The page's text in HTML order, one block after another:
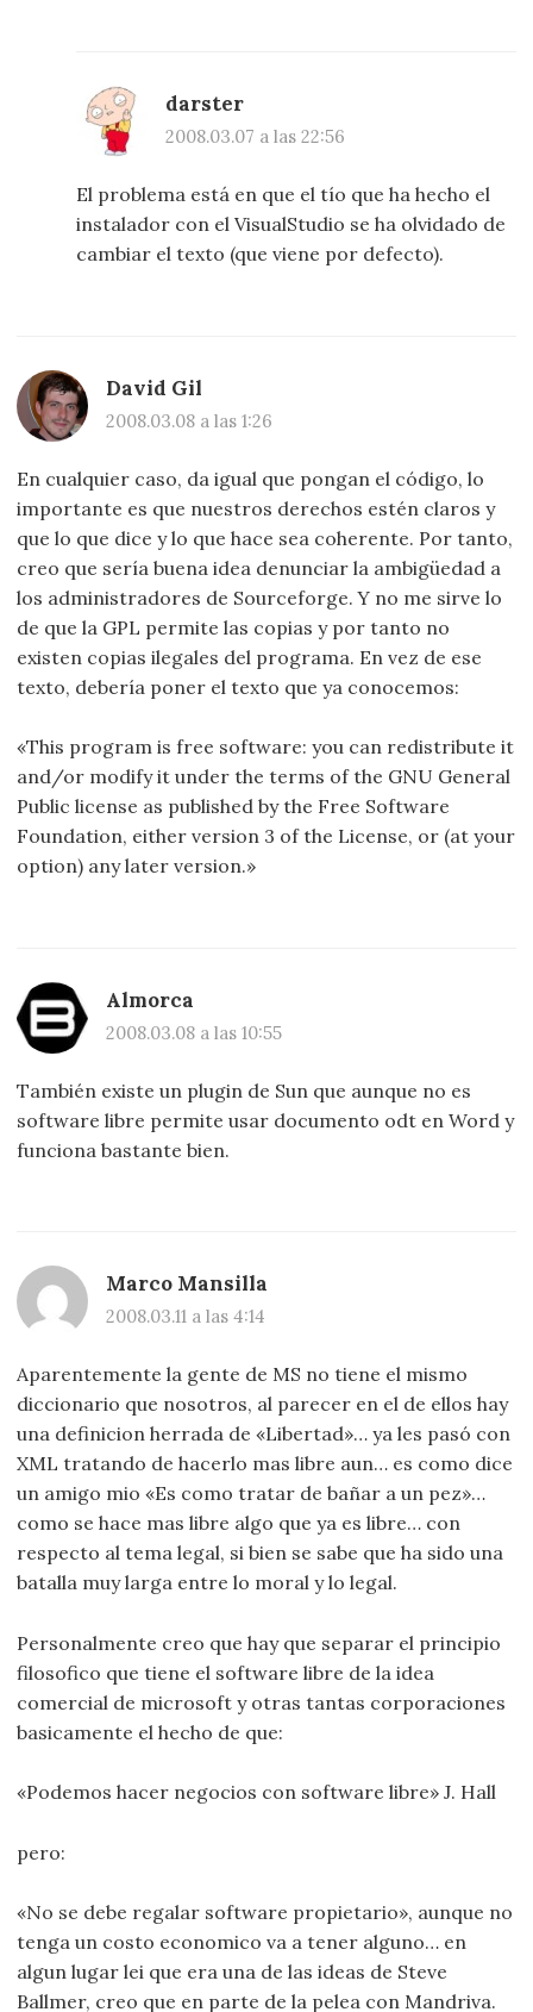
darster
2008.03.07 a las 22:56
El problema está en que el tío que ha hecho el
instalador con el VisualStudio se ha olvidado de
cambiar el texto (que viene por defecto).
David Gil
2008.03.08 a las 1:26
En cualquier caso, da igual que pongan el código, lo
importante es que nuestros derechos estén claros y
que lo que dice y lo que hace sea coherente. Por tanto,
creo que sería buena idea denunciar la ambigüedad a
los administradores de Sourceforge. Y no me sirve lo
de que la GPL permite las copias y por tanto no
existen copias ilegales del programa. En vez de ese
texto, debería poner el texto que ya conocemos:
«This program is free software: you can redistribute it
and/or modify it under the terms of the GNU General
Public license as published by the Free Software
Foundation, either version 3 of the License, or (at your
option) any later version.»
Almorca
2008.03.08 a las 10:55
También existe un plugin de Sun que aunque no es
software libre permite usar documento odt en Word y
funciona bastante bien.
Marco Mansilla
2008.03.11 a las 4:14
Aparentemente la gente de MS no tiene el mismo
diccionario que nosotros, al parecer en el de ellos hay
una definicion herrada de «Libertad»… ya les pasó con
XML tratando de hacerlo mas libre aun… es como dice
un amigo mio «Es como tratar de bañar a un pez»…
como se hace mas libre algo que ya es libre… con
respecto al tema legal, si bien se sabe que ha sido una
batalla muy larga entre lo moral y lo legal.
Personalmente creo que hay que separar el principio
filosofico que tiene el software libre de la idea
comercial de microsoft y otras tantas corporaciones
basicamente el hecho de que:
«Podemos hacer negocios con software libre» J. Hall
pero:
«No se debe regalar software propietario», aunque no
tenga un costo economico va a tener alguno… en
algun lugar lei que era una de las ideas de Steve
Ballmer, creo que en parte de la pelea con Mandriva.